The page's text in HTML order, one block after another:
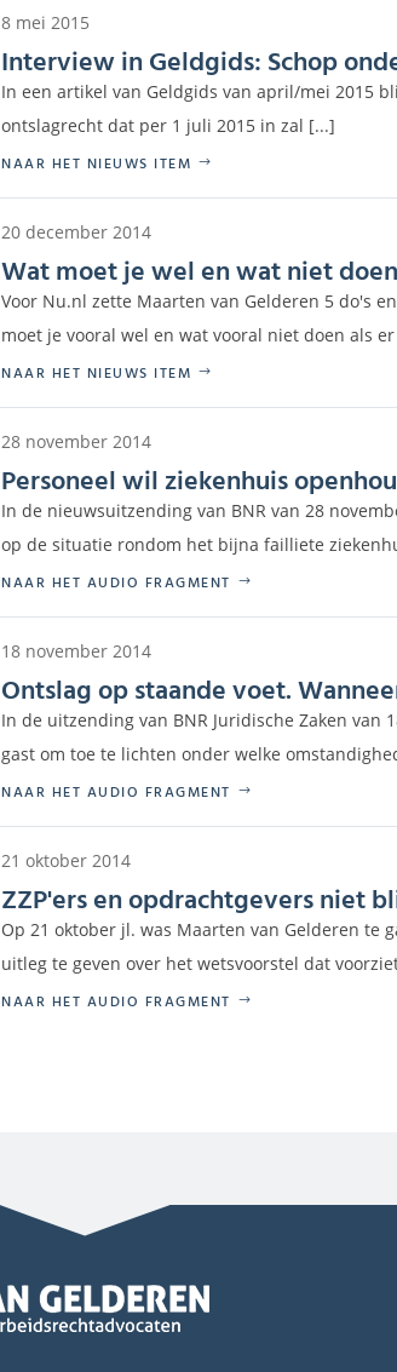
8 mei 2015
Interview in Geldgids: Schop
In een artikel van Geldgids van april/mei 2015
ontslagrecht dat per 1 juli 2015 in zal [...]
NAAR HET NIEUWS ITEM
20 december 2014
Wat moet je wel en wat niet
Voor Nu.nl zette Maarten van Gelderen 5 do's
moet je vooral wel en wat vooral niet doen als
NAAR HET NIEUWS ITEM
28 november 2014
Personeel wil ziekenhuis
In de nieuwsuitzending van BNR van 28
op de situatie rondom het bijna failliete
NAAR HET AUDIO FRAGMENT
18 november 2014
Ontslag op staande voet.
In de uitzending van BNR Juridische Zaken van
gast om toe te lichten onder welke
NAAR HET AUDIO FRAGMENT
21 oktober 2014
ZZP'ers en opdrachtgevers niet
Op 21 oktober jl. was Maarten van Gelderen te
uitleg te geven over het wetsvoorstel dat
NAAR HET AUDIO FRAGMENT